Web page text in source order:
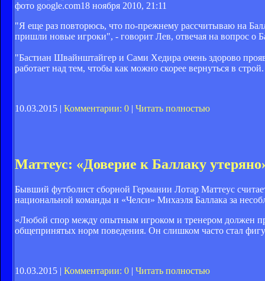
фото google.com18 ноября 2010, 21:11
"Я еще раз повторюсь, что по-прежнему рассчитываю на
пришли новые игроки", - говорит Лев, отвечая на вопрос о
"Бастиан Швайнштайгер и Сами Хедира очень здорово
работает над тем, чтобы как можно скорее вернуться в строй.
10.03.2015 | Комментарии: 0 | Читать полностью
Маттеус: «Доверие к Баллаку
Бывший футболист сборной Германии Лотар Маттеус
национальной команды и «Челси» Михаэля Баллака за
«Любой спор между опытным игроком и тренером должен
общепринятых норм поведения. Он слишком часто стал
10.03.2015 | Комментарии: 0 | Читать полностью